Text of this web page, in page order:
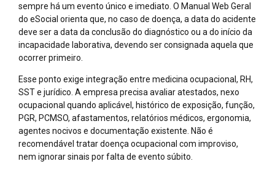
sempre há um evento único e imediato. O Manual Web Geral
do eSocial orienta que, no caso de doença, a data do acidente
deve ser a data da conclusão do diagnóstico ou a do início da
incapacidade laborativa, devendo ser consignada aquela que
ocorrer primeiro.
Esse ponto exige integração entre medicina ocupacional, RH,
SST e jurídico. A empresa precisa avaliar atestados, nexo
ocupacional quando aplicável, histórico de exposição, função,
PGR, PCMSO, afastamentos, relatórios médicos, ergonomia,
agentes nocivos e documentação existente. Não é
recomendável tratar doença ocupacional com improviso,
nem ignorar sinais por falta de evento súbito.